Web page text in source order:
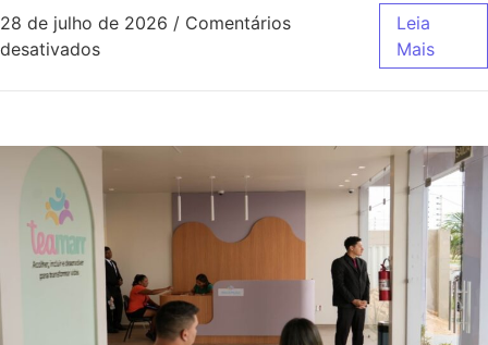
28 de julho de 2026 / Comentários
desativados
Leia
Mais